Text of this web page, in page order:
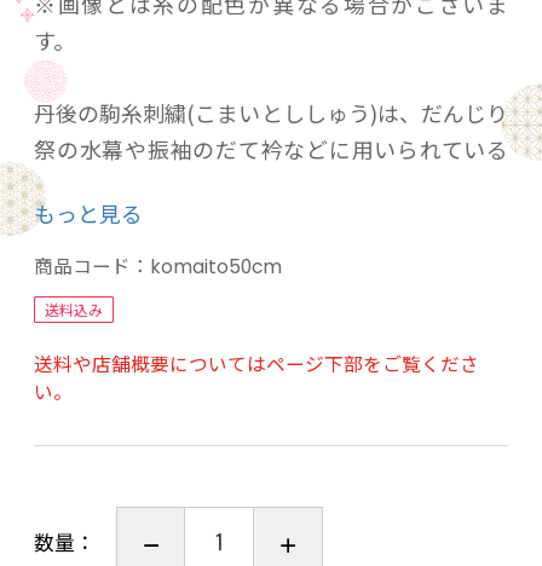
す。
丹後の駒糸刺繍(こまいとししゅう)は、だんじり
祭の水幕や振袖のだて衿などに用いられている
彩り鮮やかな刺繍細工です。
丹後ちりめんのシボ生地に刺繍加工していま
す。
※この品はオーダーメイドの手作り一品もので
す。仕上がりまで１ヶ月前後かかります。
余裕をもってお申し込みください。
========================
(この商品を購入された方のレビュー)
もっと見る
商品コード： komaito50cm
送料込み
送料や店舗概要についてはページ下部をご覧くださ
い。
数量：